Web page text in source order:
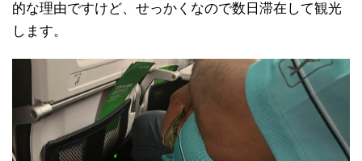
的な理由ですけど、せっかくなので数日滞在して観光
します。